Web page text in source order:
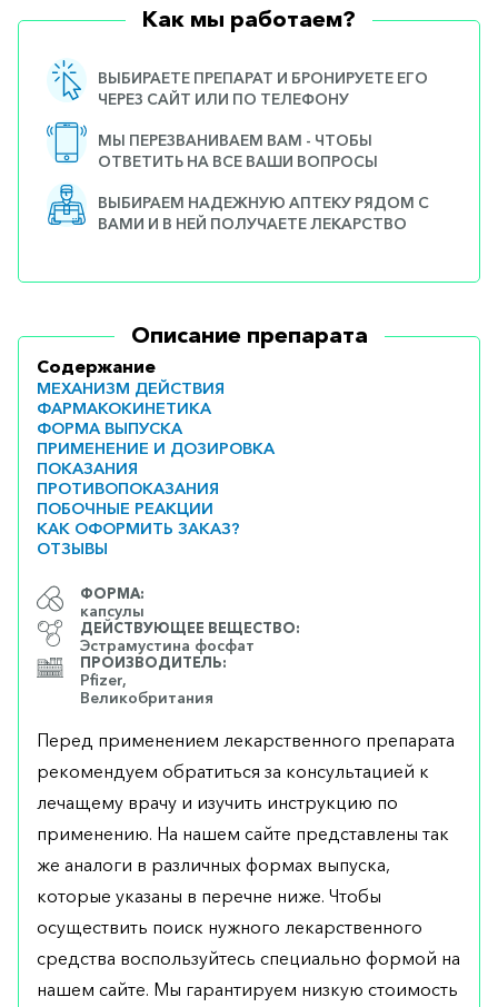
Как мы работаем?
ВЫБИРАЕТЕ ПРЕПАРАТ И БРОНИРУЕТЕ ЕГО
ЧЕРЕЗ САЙТ ИЛИ ПО ТЕЛЕФОНУ
МЫ ПЕРЕЗВАНИВАЕМ ВАМ - ЧТОБЫ
ОТВЕТИТЬ НА ВСЕ ВАШИ ВОПРОСЫ
ВЫБИРАЕМ НАДЕЖНУЮ АПТЕКУ РЯДОМ С
ВАМИ И В НЕЙ ПОЛУЧАЕТЕ ЛЕКАРСТВО
Описание препарата
Содержание
МЕХАНИЗМ ДЕЙСТВИЯ
ФАРМАКОКИНЕТИКА
ФОРМА ВЫПУСКА
ПРИМЕНЕНИЕ И ДОЗИРОВКА
ПОКАЗАНИЯ
ПРОТИВОПОКАЗАНИЯ
ПОБОЧНЫЕ РЕАКЦИИ
КАК ОФОРМИТЬ ЗАКАЗ?
ОТЗЫВЫ
ФОРМА:
капсулы
ДЕЙСТВУЮЩЕЕ ВЕЩЕСТВО:
Эстрамустина фосфат
ПРОИЗВОДИТЕЛЬ:
Pfizer,
Великобритания
Перед применением лекарственного препарата
рекомендуем обратиться за консультацией к
лечащему врачу и изучить инструкцию по
применению. На нашем сайте представлены так
же аналоги в различных формах выпуска,
которые указаны в перечне ниже. Чтобы
осуществить поиск нужного лекарственного
средства воспользуйтесь специально формой на
нашем сайте. Мы гарантируем низкую стоимость